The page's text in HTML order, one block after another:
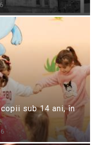
sub 14 ani, în